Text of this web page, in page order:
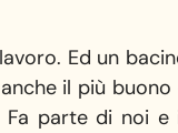
Ed un
il più
Fa parte di noi